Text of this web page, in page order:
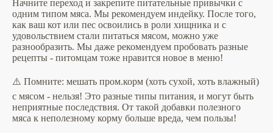
Начните переход и закрепите питательные привычки с
одним типом мяса. Мы рекомендуем индейку. После того,
как ваш кот или пес освоились в роли хищника и с
удовольствием стали питаться мясом, можно уже
разнообразить. Мы даже рекомендуем пробовать разные
рецепты - питомцам тоже нравится новое в меню!
⚠️ Помните: мешать пром.корм (хоть сухой, хоть влажный)
с мясом - нельзя! Это разные типы питания, и могут быть
неприятные последствия. От такой добавки полезного
мяса к неполезному корму больше вреда, чем пользы!